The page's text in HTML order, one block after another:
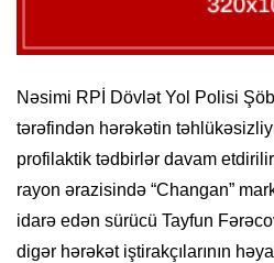
Nəsimi RPİ Dövlət Yol Polisi
tərəfindən hərəkətin
profilaktik tədbirlər davam
rayon ərazisində “Changan”
idarə edən sürücü Tayfun
digər hərəkət iştirakçılarının